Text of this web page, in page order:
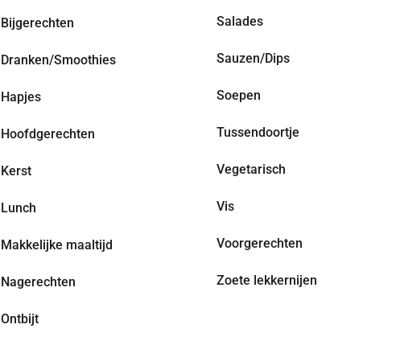
Bijgerechten
Dranken/Smoothies
Hapjes
Hoofdgerechten
Kerst
Lunch
Makkelijke maaltijd
Nagerechten
Ontbijt
Salades
Sauzen/Dips
Soepen
Tussendoortje
Vegetarisch
Vis
Voorgerechten
Zoete lekkernijen